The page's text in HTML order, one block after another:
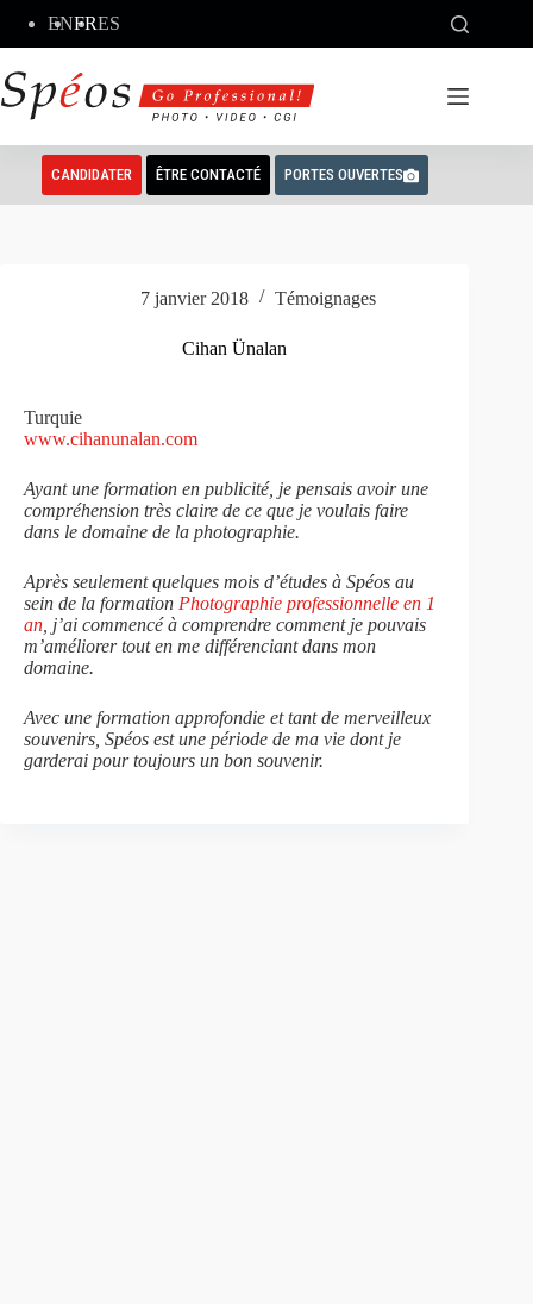
contenu
ENFRES
CANDIDATER ÊTRE CONTACTÉ PORTES OUVERTES
7 janvier 2018 Témoignages
Cihan Ünalan
Turquie
www.cihanunalan.com
Ayant une formation en publicité, je pensais avoir une
compréhension très claire de ce que je voulais faire
dans le domaine de la photographie.
Après seulement quelques mois d’études à Spéos au
sein de la formation Photographie professionnelle en 1
an , j’ai commencé à comprendre comment je pouvais
m’améliorer tout en me différenciant dans mon
domaine.
Avec une formation approfondie et tant de merveilleux
souvenirs, Spéos est une période de ma vie dont je
garderai pour toujours un bon souvenir.